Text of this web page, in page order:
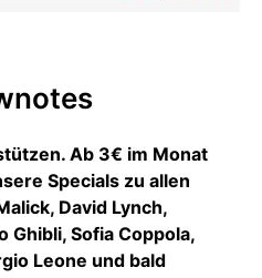
Ab 3€ im Monat
Specials zu allen
David Lynch,
Ghibli, Sofia Coppola,
Leone und bald